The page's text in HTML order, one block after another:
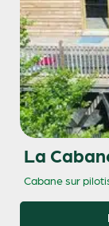
La
Cabane sur